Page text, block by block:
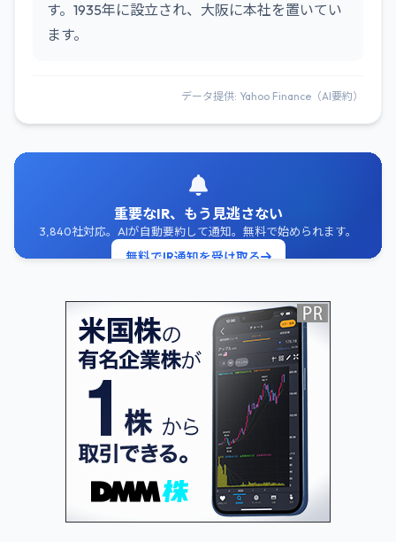
す。1935年に設立され、大阪に本社を置いてい
ます。
データ提供: Yahoo Finance（AI要約）
重要なIR、もう見逃さない
3,840社対応。AIが自動要約して通知。無料で始められます。
無料でIR通知を受け取る